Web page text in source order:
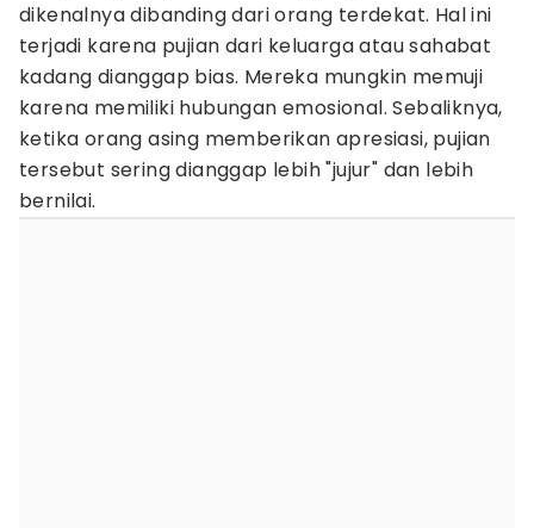
dikenalnya dibanding dari orang terdekat. Hal ini
terjadi karena pujian dari keluarga atau sahabat
kadang dianggap bias. Mereka mungkin memuji
karena memiliki hubungan emosional. Sebaliknya,
ketika orang asing memberikan apresiasi, pujian
tersebut sering dianggap lebih "jujur" dan lebih
bernilai.